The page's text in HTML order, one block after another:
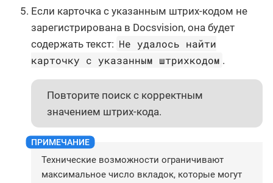
Если карточка с указанным штрих-кодом не
зарегистрирована в Docsvision, она будет
содержать текст: Не удалось найти
карточку с указанным штрихкодом .
Повторите поиск с корректным
значением штрих-кода.
Технические возможности ограничивают
максимальное число вкладок, которые могут